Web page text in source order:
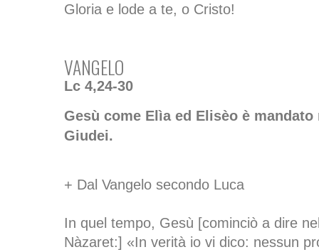
Gloria e lode a te, o Cristo!
VANGELO
Lc 4,24-30
Gesù come Elìa ed Elisèo è
Giudei.
+ Dal Vangelo secondo Luca
In quel tempo, Gesù [cominciò a dire
Nàzaret:] «In verità io vi dico: nessun